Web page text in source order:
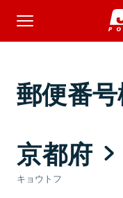
郵便番
京都府
キョウトフ